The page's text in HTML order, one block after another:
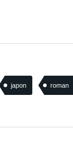
japon roman